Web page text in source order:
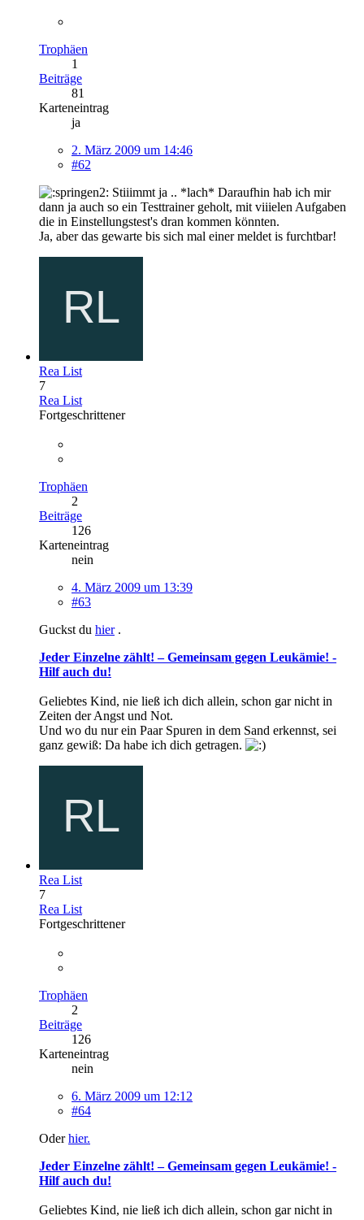
Trophäen
1
Beiträge
81
Karteneintrag
ja
2. März 2009 um 14:46
#62
Stiiimmt ja .. *lach* Daraufhin hab ich mir
dann ja auch so ein Testtrainer geholt, mit viiielen Aufgaben
die in Einstellungstest's dran kommen könnten.
Ja, aber das gewarte bis sich mal einer meldet is furchtbar!
Rea List
7
Rea List
Fortgeschrittener
Trophäen
2
Beiträge
126
Karteneintrag
nein
4. März 2009 um 13:39
#63
Guckst du hier.
Jeder Einzelne zählt! – Gemeinsam gegen Leukämie! -
Hilf auch du!
Geliebtes Kind, nie ließ ich dich allein, schon gar nicht in
Zeiten der Angst und Not.
Und wo du nur ein Paar Spuren in dem Sand erkennst, sei
ganz gewiß: Da habe ich dich getragen.
Rea List
7
Rea List
Fortgeschrittener
Trophäen
2
Beiträge
126
Karteneintrag
nein
6. März 2009 um 12:12
#64
Oderhier.
Jeder Einzelne zählt! – Gemeinsam gegen Leukämie! -
Hilf auch du!
Geliebtes Kind, nie ließ ich dich allein, schon gar nicht in